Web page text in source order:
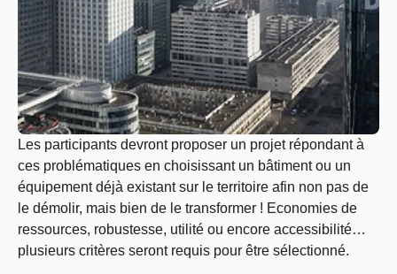
Les participants devront proposer un projet répondant à
ces problématiques en choisissant un bâtiment ou un
équipement déjà existant sur le territoire afin non pas de
le démolir, mais bien de le transformer ! Economies de
ressources, robustesse, utilité ou encore accessibilité…
plusieurs critères seront requis pour être sélectionné.